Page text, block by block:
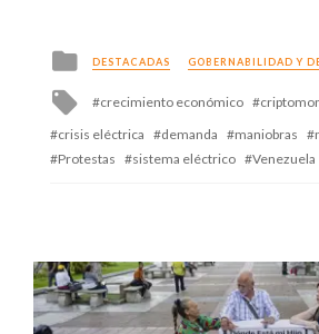
Posted
in
DESTACADAS GOBERNABILIDAD Y
Tagged
crecimiento económico
crisis eléctrica
demanda maniobras
Protestas
sistema eléctrico Venezuela